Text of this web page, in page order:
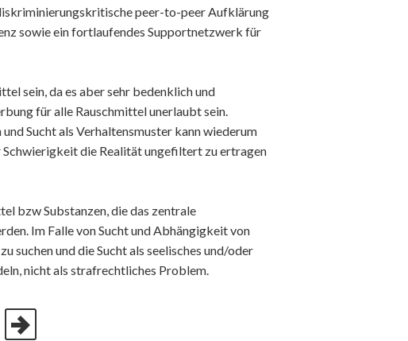
peer-to-peer Aufklärung
sowie ein fortlaufendes Supportnetzwerk für
sein, da es aber sehr bedenklich und
für alle Rauschmittel unerlaubt sein.
Sucht als Verhaltensmuster kann wiederum
Schwierigkeit die Realität ungefiltert zu ertragen
bzw Substanzen, die das zentrale
Im Falle von Sucht und Abhängigkeit von
suchen und die Sucht als seelisches und/oder
nicht als strafrechtliches Problem.